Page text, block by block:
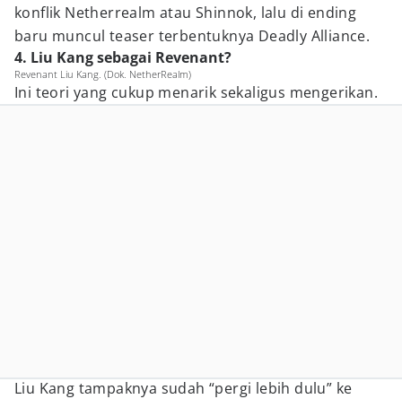
konflik Netherrealm atau Shinnok, lalu di ending
baru muncul teaser terbentuknya Deadly Alliance.
4. Liu Kang sebagai Revenant?
Revenant Liu Kang. (Dok. NetherRealm)
Ini teori yang cukup menarik sekaligus mengerikan.
Liu Kang tampaknya sudah “pergi lebih dulu” ke